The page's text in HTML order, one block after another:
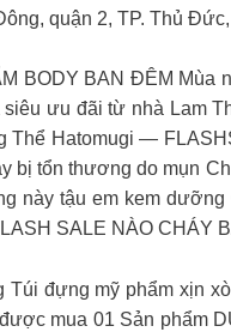
quận 2, TP. Thủ
BODY BAN ĐÊM Mùa
ưu đãi từ nhà Lam
Hatomugi —
bị tổn thương do mụn
này tậu em kem
SALE NÀO CHÁY
đựng mỹ phẩm xịn
mua 01 Sản phẩm